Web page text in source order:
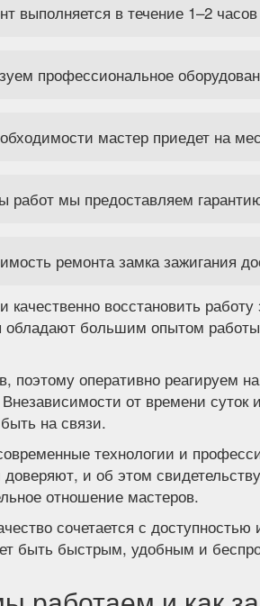
выполняется в течение 1–2
профессиональное
мастер приедет на
работ мы предоставляем
ремонта замка зажигания
восстановить
большим опытом
оперативно реагируем
от времени
на связи.
технологии и
и об этом
отношение мастеров.
сочетается с
быть быстрым, удобным и